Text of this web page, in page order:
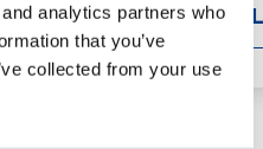
analytics partners who
that you’ve
collected from your use